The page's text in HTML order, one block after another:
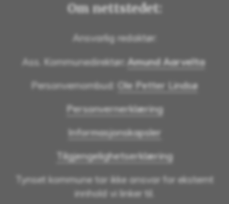
Om nettstedet:
Ansvarlig redaktør:
Ass. Kommunedirektør: Amund Aarvelta
Personvernombud:
Ole Petter Lindsø
Personvernerklæring
Informasjonskapsler
Tilgjengelighetserklæring
Tynset kommune tar ikke ansvar for eksternt
innhold vi linker til.